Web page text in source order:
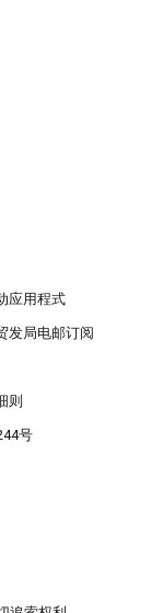
应用程式
发局电邮订阅
则
号